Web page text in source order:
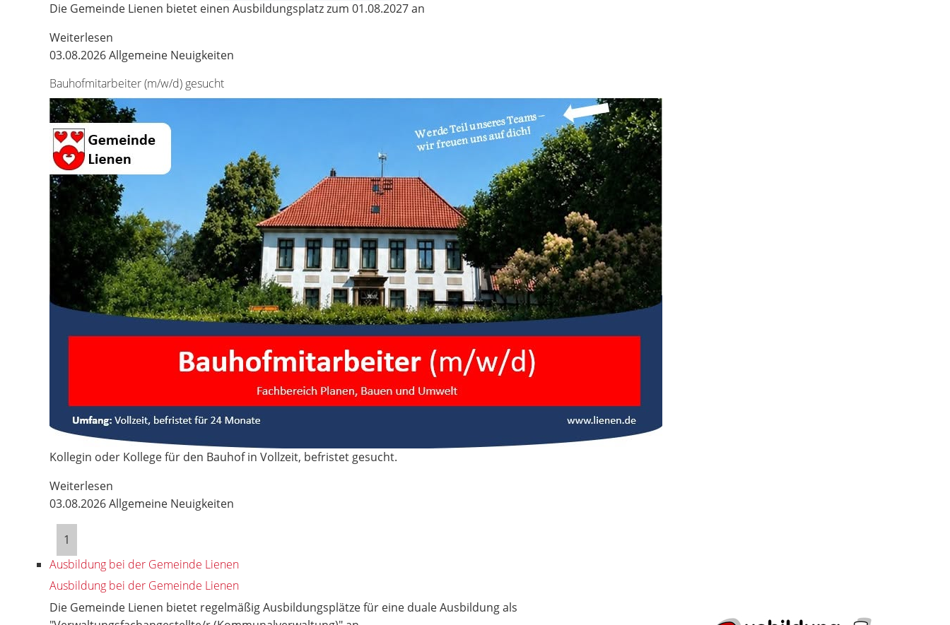
Die Gemeinde Lienen bietet einen Ausbildungsplatz zum 01.08.2027 an
Weiterlesen
03.08.2026Allgemeine Neuigkeiten
Bauhofmitarbeiter (m/w/d) gesucht
Kollegin oder Kollege für den Bauhof in Vollzeit, befristet gesucht.
Weiterlesen
03.08.2026Allgemeine Neuigkeiten
1
Ausbildung bei der Gemeinde Lienen
Ausbildung bei der Gemeinde Lienen
Die Gemeinde Lienen bietet regelmäßig Ausbildungsplätze für eine duale Ausbildung als